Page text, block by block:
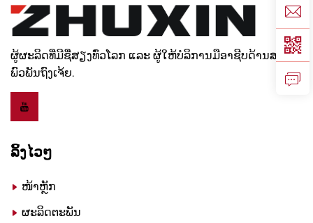
ຜູ້ຜະລິດທີ່ມີຊື່ສຽງທົ່ວໂລກ ແລະ ຜູ້ໃຫ້ບໍລິການມືອາຊີບດ້ານສາຍ
ພົວພັນຖົງເຈ້ຍ.
ລິ້ງໄວໆ
ໜ້າຫຼັກ
ຜະລິດຕະພັນ